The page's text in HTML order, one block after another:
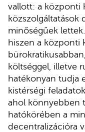
vallott: a központi
közszolgáltatások
minőségűek
hiszen a központi
költséggel, illetve
hatékonyan tudja
kistérségi
ahol könnyebben
hatókörében a
decentralizációra